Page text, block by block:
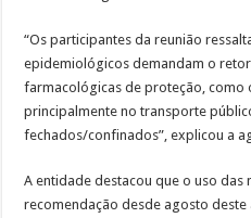
“Os participantes da reunião
epidemiológicos demandam o
farmacológicas de proteção, como
principalmente no transporte
fechados/confinados”, explicou a
A entidade destacou que o uso das
recomendação desde agosto